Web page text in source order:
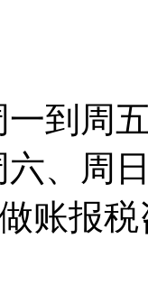
一到周
六、周
账报税